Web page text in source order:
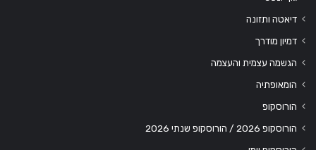
דיאטה ותזונה
דמיון מודרך
הגשמה עצמית והעצמה
הומאופתיה
הורוסקופ
הורוסקופ 2026 / הורוסקופ שנתי 2026